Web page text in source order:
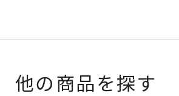
他の商品を探す